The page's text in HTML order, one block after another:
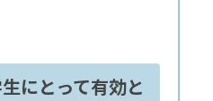
にとって有効と